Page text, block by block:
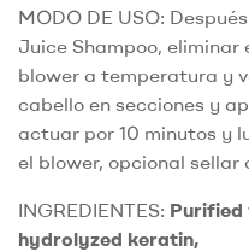
MODO DE USO:
Juice Shampoo, eliminar
blower a temperatura y
cabello en secciones y
actuar por 10 minutos y
el blower, opcional sellar
INGREDIENTES: Purified
hydrolyzed keratin,